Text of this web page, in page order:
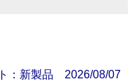
：新製品 2026/08/07